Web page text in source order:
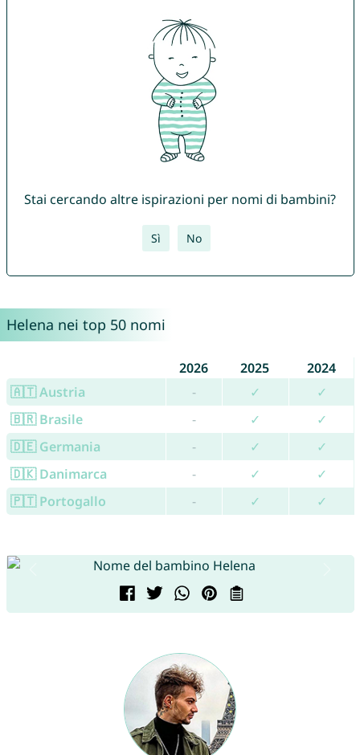
Stai cercando altre ispirazioni per nomi di bambini?
Sì No
Helena nei top 50 nomi
2026 2025
2024
🇦🇹 Austria
- ✓
✓
🇧🇷 Brasile
- ✓
✓
🇩🇪 Germania
- ✓
✓
🇩🇰 Danimarca
- ✓
✓
🇵🇹 Portogallo
- ✓ ✓